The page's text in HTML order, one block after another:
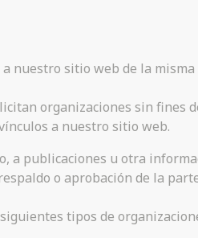
sitio web de la
organizaciones sin fines
a nuestro sitio web.
a publicaciones u otra
o aprobación de la
tipos de